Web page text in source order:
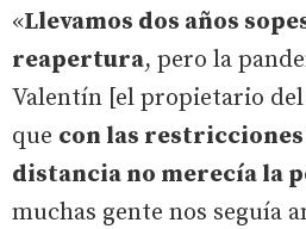
«Llevamos dos años
reapertura, pero la
Valentín [el propietario
que con las
distancia no merecía la
muchas gente nos seguía